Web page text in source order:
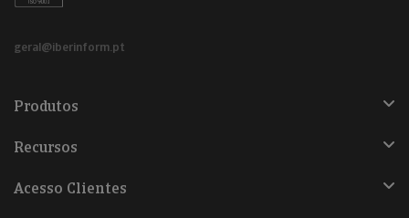
geral@iberinform.pt
Produtos
Recursos
Acesso Clientes